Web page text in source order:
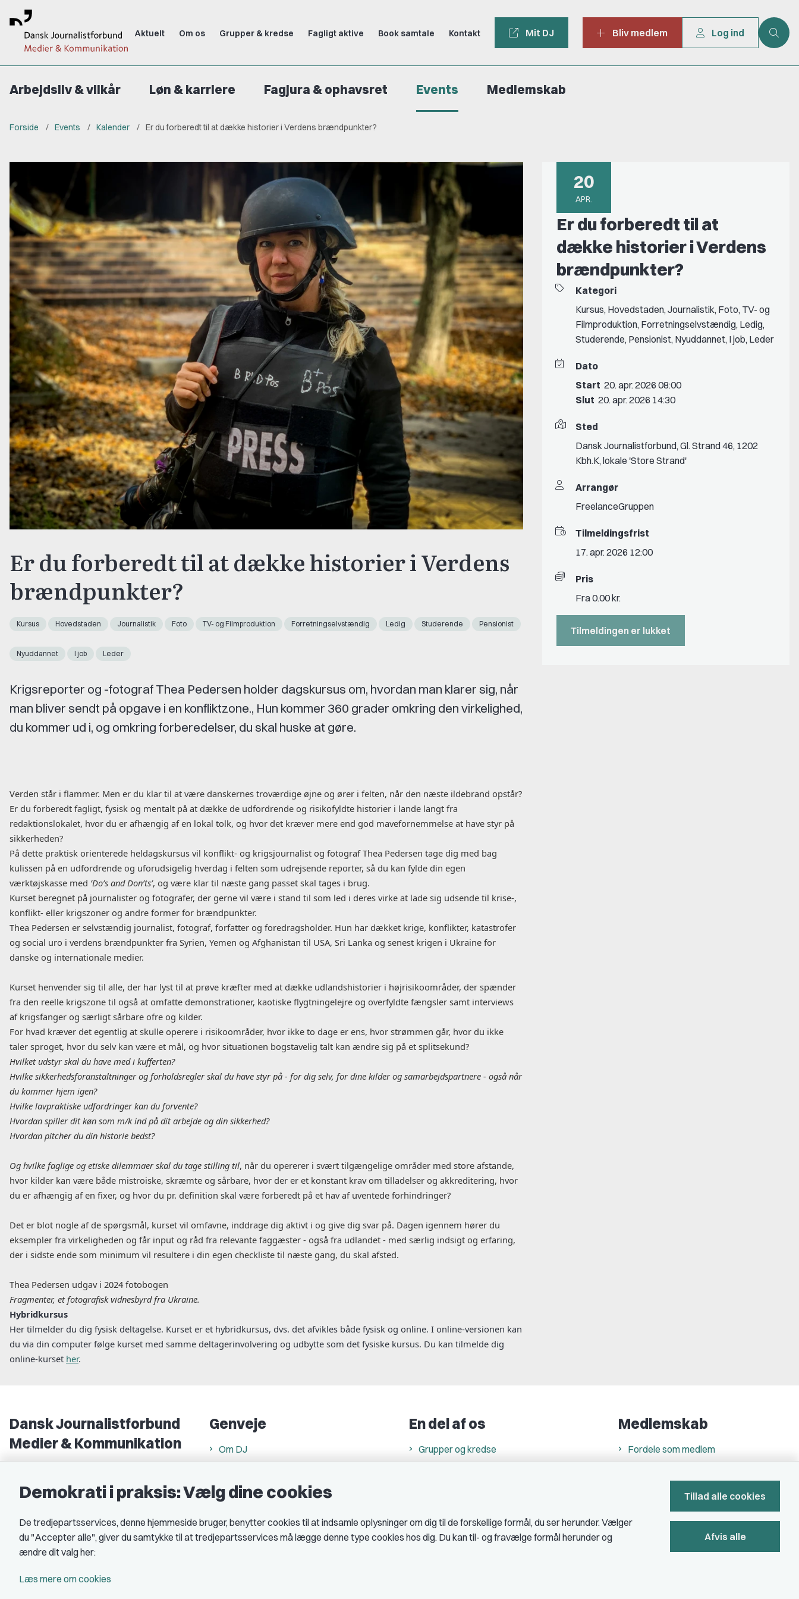
Aktuelt Om os Grupper & kredse Fagligt aktive Book samtale Kontakt Mit DJ Bliv medlem Log ind
Arbejdsliv & vilkår Løn & karriere Fagjura & ophavsret Events Medlemskab
Forside Events Kalender Er du forberedt til at dække historier i Verdens brændpunkter?
Er du forberedt til at dække historier i Verdens
brændpunkter?
Kursus Hovedstaden Journalistik Foto TV- og Filmproduktion Forretningselvstændig Ledig Studerende Pensionist
Nyuddannet I job Leder
Krigsreporter og -fotograf Thea Pedersen holder dagskursus om, hvordan man klarer sig, når
man bliver sendt på opgave i en konfliktzone., Hun kommer 360 grader omkring den virkelighed,
du kommer ud i, og omkring forberedelser, du skal huske at gøre.
Verden står i flammer. Men er du klar til at være danskernes troværdige øjne og ører i felten, når den næste ildebrand opstår?
Er du forberedt fagligt, fysisk og mentalt på at dække de udfordrende og risikofyldte historier i lande langt fra
redaktionslokalet, hvor du er afhængig af en lokal tolk, og hvor det kræver mere end god mavefornemmelse at have styr på
sikkerheden?
På dette praktisk orienterede heldagskursus vil konflikt- og krigsjournalist og fotograf Thea Pedersen tage dig med bag
kulissen på en udfordrende og uforudsigelig hverdag i felten som udrejsende reporter, så du kan fylde din egen
værktøjskasse med ’Do’s and Don’ts’, og være klar til næste gang passet skal tages i brug.
Kurset beregnet på journalister og fotografer, der gerne vil være i stand til som led i deres virke at lade sig udsende til krise-,
konflikt- eller krigszoner og andre former for brændpunkter.
Thea Pedersen er selvstændig journalist, fotograf, forfatter og foredragsholder. Hun har dækket krige, konflikter, katastrofer
og social uro i verdens brændpunkter fra Syrien, Yemen og Afghanistan til USA, Sri Lanka og senest krigen i Ukraine for
danske og internationale medier.
Kurset henvender sig til alle, der har lyst til at prøve kræfter med at dække udlandshistorier i højrisikoområder, der spænder
fra den reelle krigszone til også at omfatte demonstrationer, kaotiske flygtningelejre og overfyldte fængsler samt interviews
af krigsfanger og særligt sårbare ofre og kilder.
For hvad kræver det egentlig at skulle operere i risikoområder, hvor ikke to dage er ens, hvor strømmen går, hvor du ikke
taler sproget, hvor du selv kan være et mål, og hvor situationen bogstavelig talt kan ændre sig på et splitsekund?
Hvilket udstyr skal du have med i kufferten?
Hvilke sikkerhedsforanstaltninger og forholdsregler skal du have styr på - for dig selv, for dine kilder og samarbejdspartnere - også når
du kommer hjem igen?
Hvilke lavpraktiske udfordringer kan du forvente?
Hvordan spiller dit køn som m/k ind på dit arbejde og din sikkerhed?
Hvordan pitcher du din historie bedst?
Og hvilke faglige og etiske dilemmaer skal du tage stilling til, når du opererer i svært tilgængelige områder med store afstande,
hvor kilder kan være både mistroiske, skræmte og sårbare, hvor der er et konstant krav om tilladelser og akkreditering, hvor
du er afhængig af en fixer, og hvor du pr. definition skal være forberedt på et hav af uventede forhindringer?
Det er blot nogle af de spørgsmål, kurset vil omfavne, inddrage dig aktivt i og give dig svar på. Dagen igennem hører du
eksempler fra virkeligheden og får input og råd fra relevante faggæster - også fra udlandet - med særlig indsigt og erfaring,
der i sidste ende som minimum vil resultere i din egen checkliste til næste gang, du skal afsted.
Thea Pedersen udgav i 2024 fotobogen
Fragmenter, et fotografisk vidnesbyrd fra Ukraine.
Hybridkursus
Her tilmelder du dig fysisk deltagelse. Kurset er et hybridkursus, dvs. det afvikles både fysisk og online. I online-versionen kan
du via din computer følge kurset med samme deltagerinvolvering og udbytte som det fysiske kursus. Du kan tilmelde dig
online-kurset her.
20
APR.
Er du forberedt til at
dække historier i Verdens
brændpunkter?
Kategori
Kursus, Hovedstaden,Journalistik, Foto, TV- og
Filmproduktion, Forretningselvstændig, Ledig,
Studerende, Pensionist, Nyuddannet, I job, Leder
Dato
Start 20. apr. 2026 08:00
Slut 20. apr. 2026 14:30
Sted
Dansk Journalistforbund, Gl. Strand 46, 1202
Kbh.K, lokale 'Store Strand'
Arrangør
FreelanceGruppen
Tilmeldingsfrist
17. apr. 2026 12:00
Pris
Fra 0.00 kr.
Tilmeldingen er lukket
Dansk Journalistforbund
Medier & Kommunikation
EAN nr.: 5790002490071
Kontakt DJ
Genveje
Om DJ
Find freelancer
Rettighedsmidler hos DJ
Åbnings- og telefontider
En del af os
Grupper og kredse
Medlemskab
Fordele som medlem
Bliv medlem
Demokrati i praksis: Vælg dine cookies
De tredjepartsservices, denne hjemmeside bruger, benytter cookies til at indsamle oplysninger om dig til de forskellige formål, du ser herunder. Vælger
du "Accepter alle", giver du samtykke til at tredjepartsservices må lægge denne type cookies hos dig. Du kan til- og fravælge formål herunder og
ændre dit valg her:
Læs mere om cookies
Tillad alle cookies
Afvis alle